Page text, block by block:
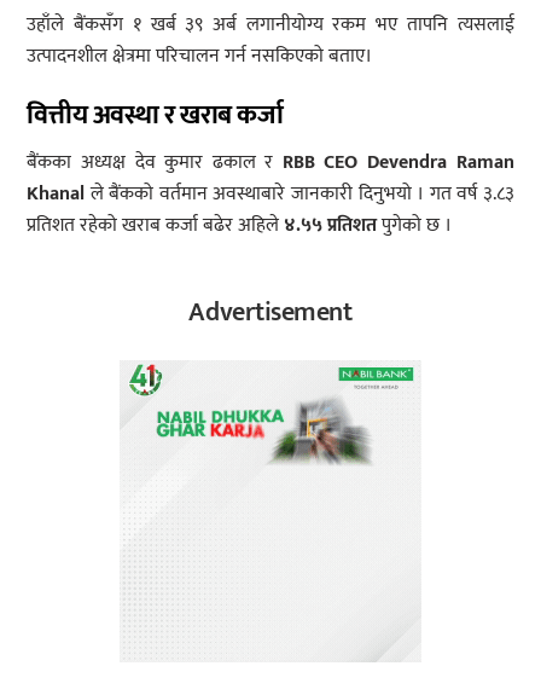
उहाँले बैंकसँग १ खर्ब ३९ अर्ब लगानीयोग्य रकम भए तापनि त्यसलाई
उत्पादनशील क्षेत्रमा परिचालन गर्न नसकिएको बताए।
वित्तीय अवस्था र खराब कर्जा
बैंकका अध्यक्ष देव कुमार ढकाल र RBB CEO Devendra Raman
Khanalले बैंकको वर्तमान अवस्थाबारे जानकारी दिनुभयो । गत वर्ष ३.८३
प्रतिशत रहेको खराब कर्जा बढेर अहिले४.५५ प्रतिशतपुगेको छ ।
Advertisement